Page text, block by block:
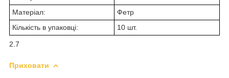
Матеріал:
Фетр
Кількість в упаковці:
10 шт.
2.7
Приховати